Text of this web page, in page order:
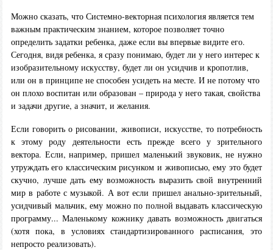
Можно сказать, что Системно-векторная психология является тем
важным практическим знанием, которое позволяет точно
определить задатки ребенка, даже если вы впервые видите его.
Сегодня, видя ребенка, я сразу понимаю, будет ли у него интерес к
изобразительному искусству, будет ли он усидчив и кропотлив,
или он в принципе не способен усидеть на месте. И не потому что
он плохо воспитан или образован – природа у него такая, свойства
и задачи другие, а значит, и желания.
Если говорить о рисовании, живописи, искусстве, то потребность
к этому роду деятельности есть прежде всего у зрительного
вектора. Если, например, пришел маленький звуковик, не нужно
утруждать его классическим рисунком и живописью, ему это будет
скучно, лучше дать ему возможность выразить свой внутренний
мир в работе с музыкой. А вот если пришел анально-зрительный,
усидчивый мальчик, ему можно по полной выдавать классическую
программу... Маленькому кожнику давать возможность двигаться
(хотя пока, в условиях стандартизированного расписания, это
непросто реализовать).